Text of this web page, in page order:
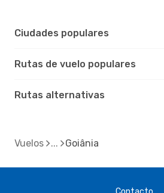
Ciudades populares
Rutas de vuelo populares
Rutas alternativas
Vuelos Goiânia